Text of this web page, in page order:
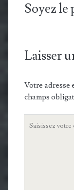
Soyez
Laisser
Votre adresse
champs